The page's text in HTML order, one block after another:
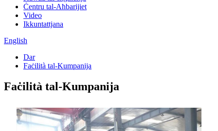
Ċentru tal-Aħbarijiet
Video
Ikkuntattjana
English
Dar
Faċilità tal-Kumpanija
Faċilità tal-Kumpanija